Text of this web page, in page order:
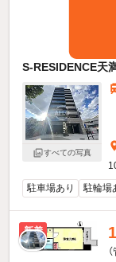
S-RESIDENCE天
すべての写真
駐車場あり
駐輪場
新着